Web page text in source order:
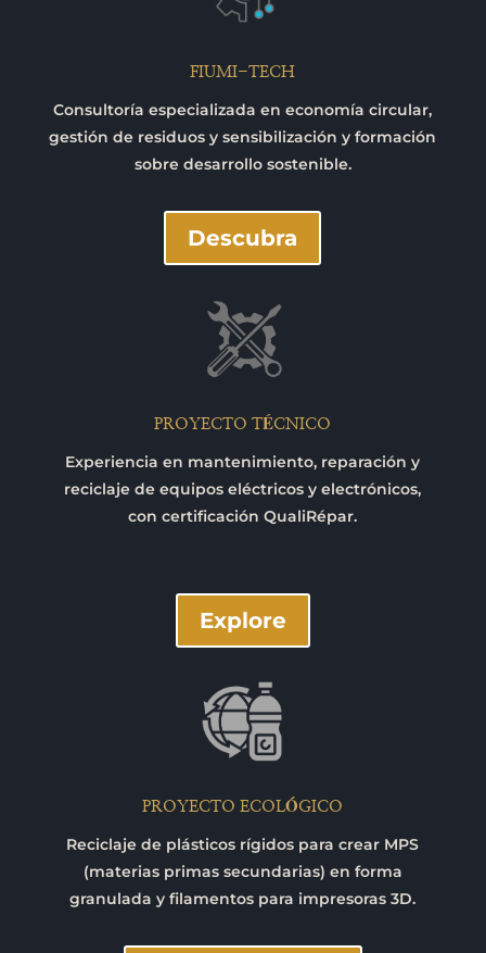
FIUMI-TECH
Consultoría especializada en economía circular,
gestión de residuos y sensibilización y formación
sobre desarrollo sostenible.
Descubra
PROYECTO TÉCNICO
Experiencia en mantenimiento, reparación y
reciclaje de equipos eléctricos y electrónicos,
con certificación QualiRépar.
Explore
PROYECTO ECOLÓGICO
Reciclaje de plásticos rígidos para crear MPS
(materias primas secundarias) en forma
granulada y filamentos para impresoras 3D.